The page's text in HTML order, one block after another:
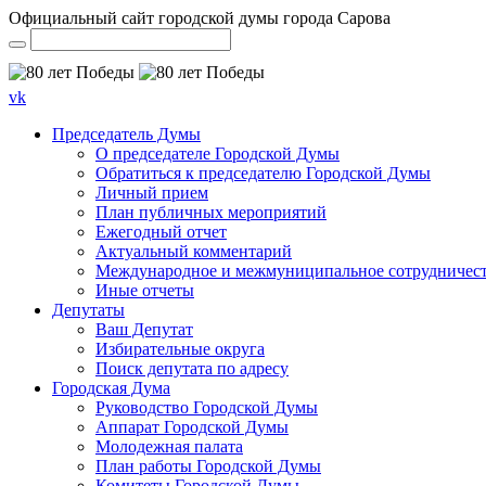
Официальный сайт городской думы города Сарова
vk
Председатель Думы
О председателе Городской Думы
Обратиться к председателю Городской Думы
Личный прием
План публичных мероприятий
Ежегодный отчет
Актуальный комментарий
Международное и межмуниципальное
Иные отчеты
Депутаты
Ваш Депутат
Избирательные округа
Поиск депутата по адресу
Городская Дума
Руководство Городской Думы
Аппарат Городской Думы
Молодежная палата
План работы Городской Думы